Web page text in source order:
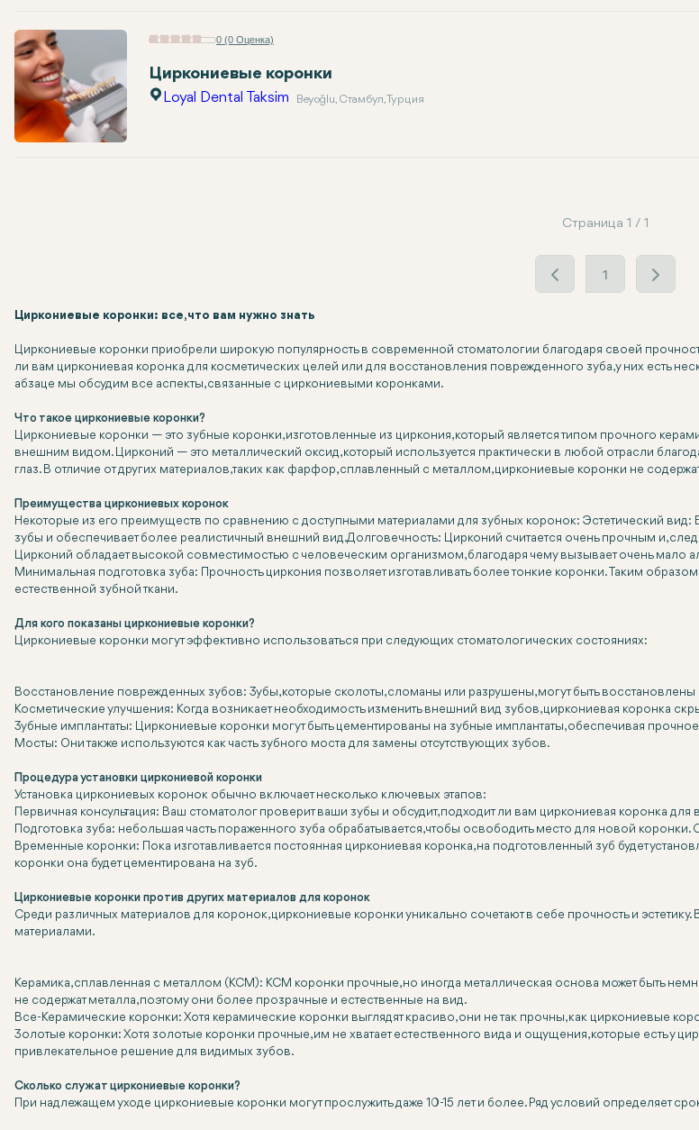
0 (0 Оценка)
Циркониевые коронки
Loyal Dental Taksim Beyoğlu, Стамбул, Турция
Страница 1 / 1
1
Циркониевые коронки: все, что вам нужно знать
Циркониевые коронки приобрели широкую популярность в современной стоматологии благодаря своей
ли вам циркониевая коронка для косметических целей или для восстановления поврежденного зуба, у них
абзаце мы обсудим все аспекты, связанные с циркониевыми коронками.
Что такое циркониевые коронки?
Циркониевые коронки — это зубные коронки, изготовленные из циркония, который является типом прочного
внешним видом. Цирконий — это металлический оксид, который используется практически в любой отрасли
глаз. В отличие от других материалов, таких как фарфор, сплавленный с металлом, циркониевые коронки не
Преимущества циркониевых коронок
Некоторые из его преимуществ по сравнению с доступными материалами для зубных коронок: Эстетический вид:
зубы и обеспечивает более реалистичный внешний вид. Долговечность: Цирконий считается очень прочным и,
Цирконий обладает высокой совместимостью с человеческим организмом, благодаря чему вызывает очень мало
Минимальная подготовка зуба: Прочность циркония позволяет изготавливать более тонкие коронки. Таким
естественной зубной ткани.
Для кого показаны циркониевые коронки?
Циркониевые коронки могут эффективно использоваться при следующих стоматологических состояниях:
Восстановление поврежденных зубов: Зубы, которые сколоты, сломаны или разрушены, могут быть
Косметические улучшения: Когда возникает необходимость изменить внешний вид зубов, циркониевая коронка
Зубные имплантаты: Циркониевые коронки могут быть цементированы на зубные имплантаты, обеспечивая
Мосты: Они также используются как часть зубного моста для замены отсутствующих зубов.
Процедура установки циркониевой коронки
Установка циркониевых коронок обычно включает несколько ключевых этапов:
Первичная консультация: Ваш стоматолог проверит ваши зубы и обсудит, подходит ли вам циркониевая коронка
Подготовка зуба: небольшая часть пораженного зуба обрабатывается, чтобы освободить место для новой
Временные коронки: Пока изготавливается постоянная циркониевая коронка, на подготовленный зуб будет
коронки она будет цементирована на зуб.
Циркониевые коронки против других материалов для коронок
Среди различных материалов для коронок, циркониевые коронки уникально сочетают в себе прочность и
материалами.
Керамика, сплавленная с металлом (КСМ): КСМ коронки прочные, но иногда металлическая основа может быть
не содержат металла, поэтому они более прозрачные и естественные на вид.
Все-Керамические коронки: Хотя керамические коронки выглядят красиво, они не так прочны, как циркониевые
Золотые коронки: Хотя золотые коронки прочные, им не хватает естественного вида и ощущения, которые есть у
привлекательное решение для видимых зубов.
Сколько служат циркониевые коронки?
При надлежащем уходе циркониевые коронки могут прослужить даже 10-15 лет и более. Ряд условий определяет